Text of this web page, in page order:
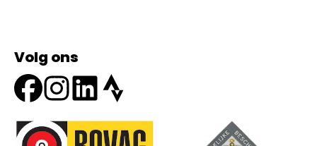
Volg ons
Onze partners